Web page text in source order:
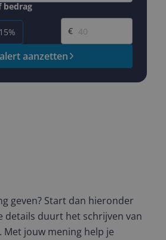
bedrag
Gewenste prijs
€
aanzetten
geven? Start dan hieronder
details duurt het schrijven van
Met jouw mening help je